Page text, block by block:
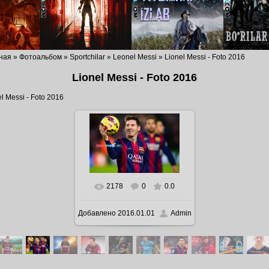
» Фотоальбом » Sportchilar » Leonel Messi » Lionel Messi - Foto 2016
Lionel Messi - Foto 2016
Messi - Foto 2016
В реальном размере
1024x682/ 238.0Kb
2178 0 0.0
Добавлено2016.01.01 Admin